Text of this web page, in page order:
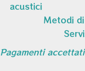
acustici
Metodi
Pagamenti accettati